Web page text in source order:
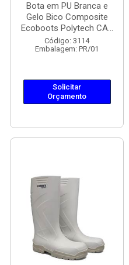
Bota em PU Branca e
Gelo Bico Composite
Ecoboots Polytech CA...
Código: 3114
Embalagem: PR/01
Solicitar
Orçamento